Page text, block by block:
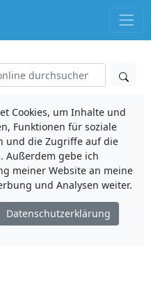
Cookies, um Inhalte und
Funktionen für soziale
und die Zugriffe auf die
Außerdem gebe ich
meiner Website an meine
und Analysen weiter.
Datenschutzerklärung